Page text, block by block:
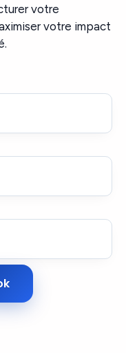
votre
votre impact